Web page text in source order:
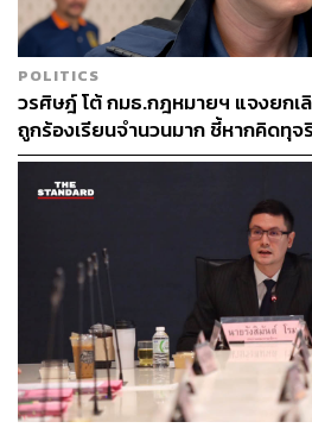
POLITICS
วรศิษฎ์ โต้ กมธ.กฎหมายฯ แจงยกเ
ถูกร้องเรียนจำนวนมาก ชี้หากคิดทุจ
5 หน่วยงาน